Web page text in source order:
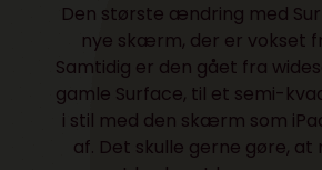
Den største ændring med
nye skærm, der er vokset
Samtidig er den gået fra
gamle Surface, til et semi-
i stil med den skærm som
af. Det skulle gerne gøre, at